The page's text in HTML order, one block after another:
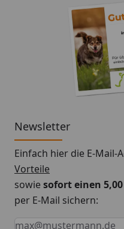
Newsletter
Einfach hier die E-Mail-
Vorteile
sowiesofort einen
per E-Mail sichern:
Keine Eingabe
Eingabe erforderlich
E-Mail *